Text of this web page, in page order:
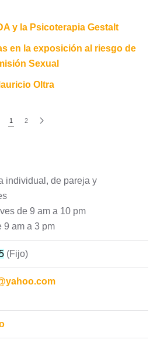
y la Psicoterapia Gestalt
en la exposición al riesgo de
Sexual
Oltra
1 2
individual, de pareja y
de 9 am a 10 pm
9 am a 3 pm
(Fijo)